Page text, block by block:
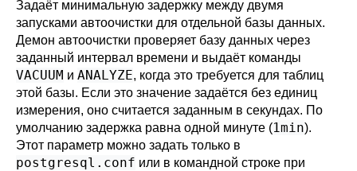
Задаёт минимальную задержку между двумя
запусками автоочистки для отдельной базы данных.
Демон автоочистки проверяет базу данных через
заданный интервал времени и выдаёт команды
VACUUM и ANALYZE, когда это требуется для таблиц
этой базы. Если это значение задаётся без единиц
измерения, оно считается заданным в секундах. По
умолчанию задержка равна одной минуте (1min).
Этот параметр можно задать только в
postgresql.conf или в командной строке при